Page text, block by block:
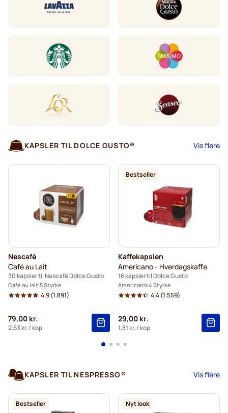
KAPSLER TIL DOLCE GUSTO® Vis flere
Nescafé
Café au Lait
30 kapsler til Nescafé Dolce Gusto
Café au lait 5 Styrke
4.9(1.891)
79,00 kr.
2,63 kr./ kop
Bestseller
Kaffekapslen
Americano - Hverdagskaffe
16 kapsler til Dolce Gusto
Americano 4 Styrke
4.4(1.559)
29,00 kr.
1,81 kr./ kop
KAPSLER TIL NESPRESSO® Vis flere
Bestseller Nyt look